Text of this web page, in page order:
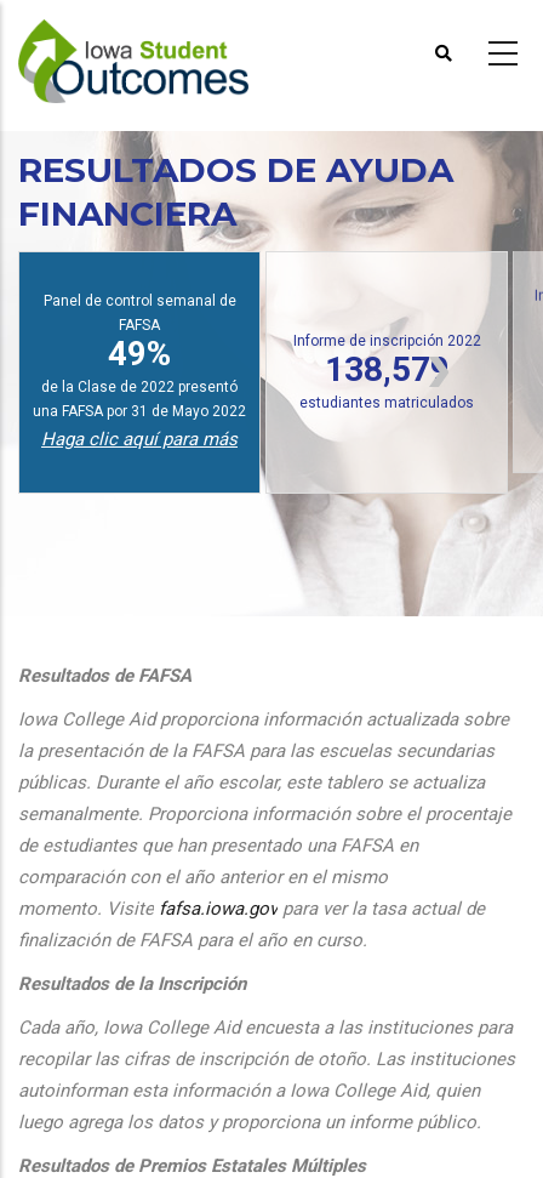
Pasar
contenido
principal
RESULTADOS DE AYUDA
FINANCIERA
Panel de control semanal de
FAFSA
49%
de la Clase de 2022 presentó
una FAFSA por 31 de Mayo 2022
Haga clic aquí para más
Informe de inscripción 2022
138,579
estudiantes matriculados
Resultados de FAFSA
Iowa College Aid proporciona información actualizada sobre
la presentación de la FAFSA para las escuelas secundarias
públicas. Durante el año escolar, este tablero se actualiza
semanalmente. Proporciona información sobre el procentaje
de estudiantes que han presentado una FAFSA en
comparación con el año anterior en el mismo
momento. Visite fafsa.iowa.gov para ver la tasa actual de
finalización de FAFSA para el año en curso.
Resultados de la Inscripción
Cada año, Iowa College Aid encuesta a las instituciones para
recopilar las cifras de inscripción de otoño. Las instituciones
autoinforman esta información a Iowa College Aid, quien
luego agrega los datos y proporciona un informe público.
Resultados de Premios Estatales Múltiples